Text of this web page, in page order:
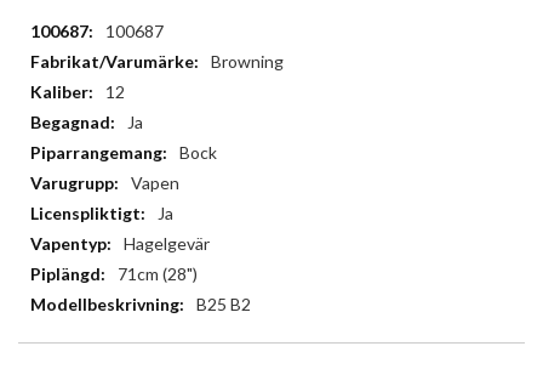
Mer
information
100687
Browning
12
Ja
Bock
Vapen
Ja
Hagelgevär
71cm (28")
B25 B2